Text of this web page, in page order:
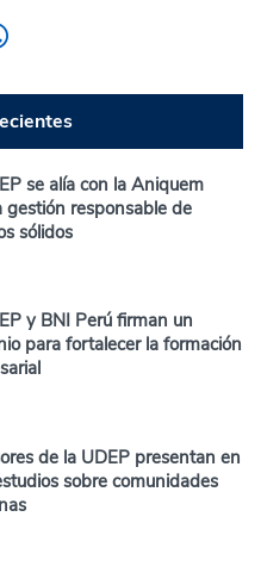
se alía con la Aniquem
gestión responsable de
sólidos
y BNI Perú firman un
para fortalecer la formación
de la UDEP presentan en
sobre comunidades